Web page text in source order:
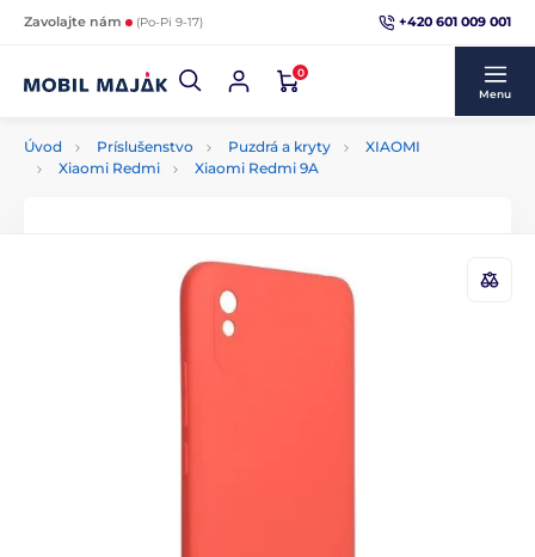
Zavolajte nám (Po-Pi 9-17) +420 601 009 001
0
Menu
Úvod Príslušenstvo Puzdrá a kryty
XIAOMI
Xiaomi Redmi
Xiaomi Redmi 9A